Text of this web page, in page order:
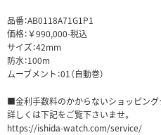
品番：AB0118A71G1P1
価格：￥990,000-税込
サイズ：42mm
防水：100m
ムーブメント：01（自動巻）
■金利手数料のかからないショッピング
詳しくは下記をご覧下さいませ。
https://ishida-watch.com/service/